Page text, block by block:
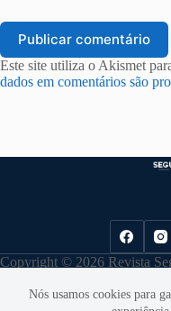
Nós usamos cookies para
Publicar comentário
Este site utiliza o Akismet
dados em comentários são
Copyright © 2026 Revista